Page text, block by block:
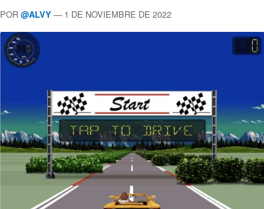
POR @ALVY — 1 DE NOVIEMBRE DE 2022